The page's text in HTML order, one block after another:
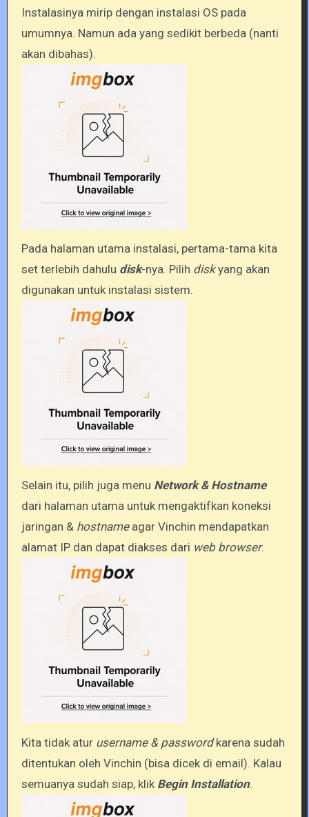
Instalasinya mirip dengan instalasi OS pada
umumnya. Namun ada yang sedikit berbeda (nanti
akan dibahas).
Pada halaman utama instalasi, pertama-tama kita
set terlebih dahulu disk-nya. Pilih diskyang akan
digunakan untuk instalasi sistem.
Selain itu, pilih juga menu Network & Hostname
dari halaman utama untuk mengaktifkan koneksi
jaringan & hostnameagar Vinchin mendapatkan
alamat IP dan dapat diakses dari web browser.
Kita tidak atur username & passwordkarena sudah
ditentukan oleh Vinchin (bisa dicek di email). Kalau
semuanya sudah siap, klik Begin Installation.